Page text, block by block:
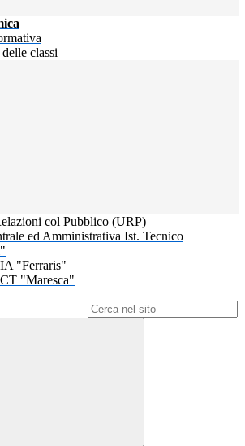
classi
col Pubblico (URP)
ed Amministrativa Ist. Tecnico
"Ferraris"
"Maresca"